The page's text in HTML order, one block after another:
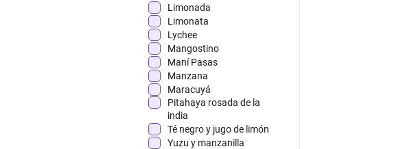
Limonada
Limonata
Lychee
Mangostino
Maní Pasas
Manzana
Maracuyá
Pitahaya rosada de la
india
Té negro y jugo de limón
Yuzu y manzanilla